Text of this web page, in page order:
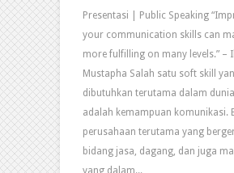
Presentasi | Public Speaking
your communication skills can
more fulfilling on many levels.” –
Mustapha Salah satu soft skill
dibutuhkan terutama dalam
adalah kemampuan komunikasi.
perusahaan terutama yang
bidang jasa, dagang, dan juga
yang dalam...